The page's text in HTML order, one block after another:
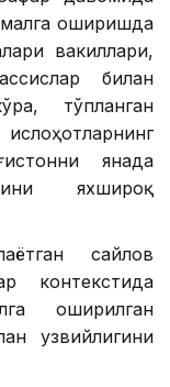
оширишда
вакиллари,
билан
тўпланган
янада
яхшироқ
сайлов
контекстида
оширилган
узвийлигини